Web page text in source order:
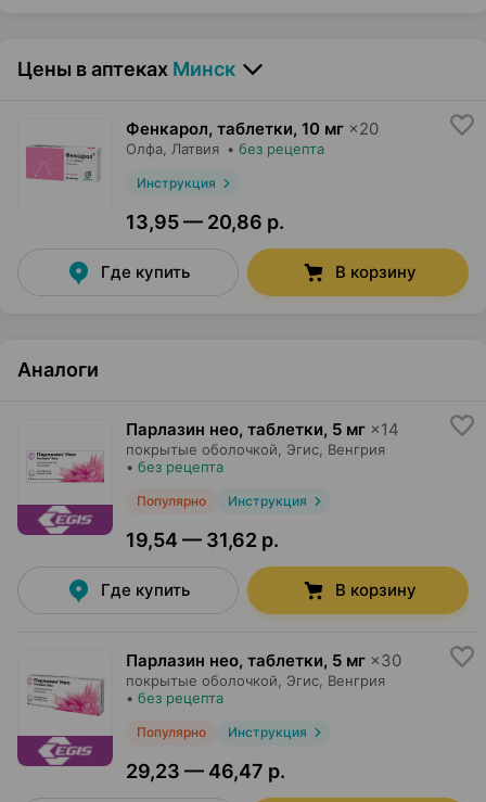
Цены в аптеках Минск
Фенкарол, таблетки, 10 мг ×20
Олфа, Латвия • без рецепта
Инструкция
13,95 — 20,86 р.
Где купить В корзину
Аналоги
Парлазин нео, таблетки, 5 мг ×14
покрытые оболочкой, Эгис, Венгрия
• без рецепта
Популярно Инструкция
19,54 — 31,62 р.
Где купить В корзину
Парлазин нео, таблетки, 5 мг ×30
покрытые оболочкой, Эгис, Венгрия
• без рецепта
Популярно Инструкция
29,23 — 46,47 р.